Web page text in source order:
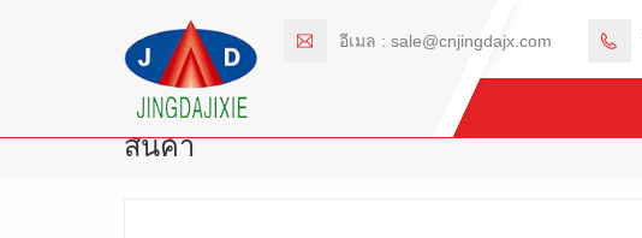
อีเมล : sale@cnjingdajx.com
สินค้า